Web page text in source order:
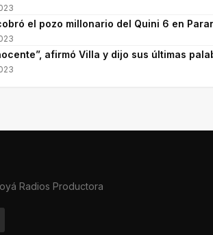
el pozo millonario del Quini 6 en
afirmó Villa y dijo sus últimas
Radios Productora